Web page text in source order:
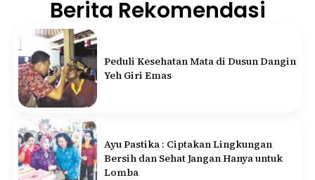
Berita Rekomendasi
Peduli Kesehatan Mata di Dusun Dangin
Yeh Giri Emas
Ayu Pastika : Ciptakan Lingkungan
Bersih dan Sehat Jangan Hanya untuk
Lomba